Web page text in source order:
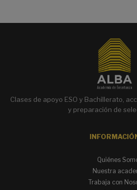
Clases de apoyo ESO y Bachillerato,
y preparación de
Quiénes
Nuestra
Trabaja con